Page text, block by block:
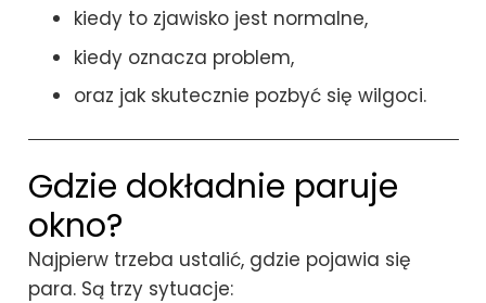
kiedy to zjawisko jest normalne,
kiedy oznacza problem,
oraz jak skutecznie pozbyć się wilgoci.
Gdzie dokładnie paruje
okno?
Najpierw trzeba ustalić, gdzie pojawia się
para. Są trzy sytuacje: